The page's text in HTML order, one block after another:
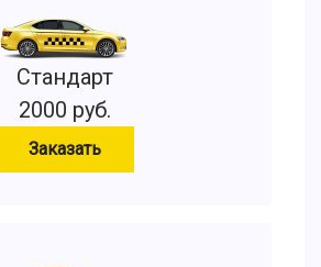
Стандарт
2000 руб.
Заказать